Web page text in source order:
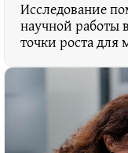
Исследование
научной работы
точки роста